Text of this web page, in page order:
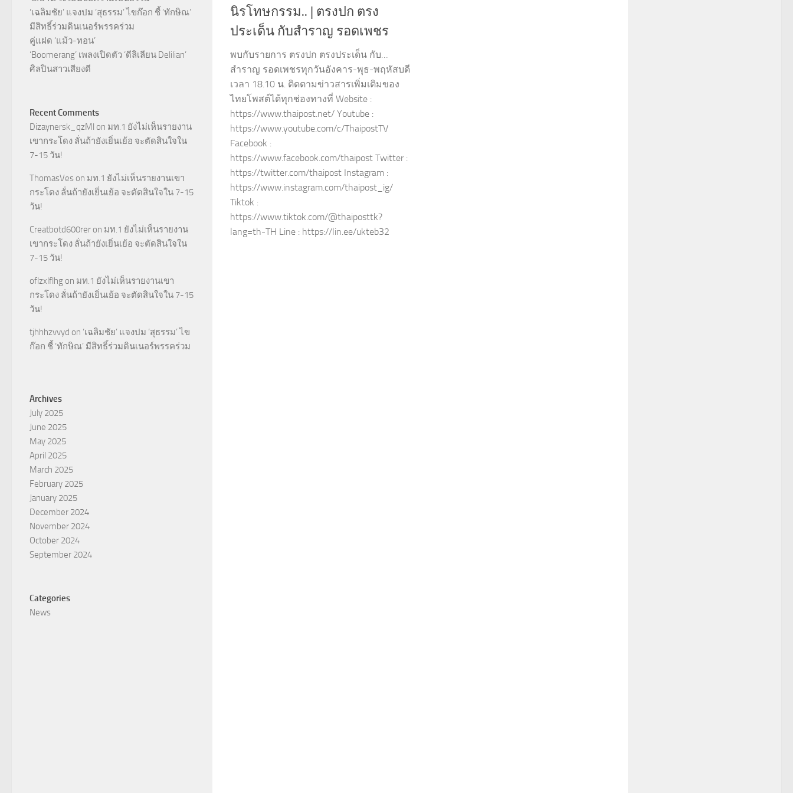
นิรโทษกรรม.. | ตรงปก ตรง
ประเด็น กับสำราญ รอดเพชร
พบกับรายการ ตรงปก ตรงประเด็น กับ…
สำราญ รอดเพชรทุกวันอังคาร-พุธ-พฤหัสบดี
เวลา 18.10 น. ติดตามข่าวสารเพิ่มเติมของ
ไทยโพสต์ได้ทุกช่องทางที่ Website :
https://www.thaipost.net/ Youtube :
https://www.youtube.com/c/ThaipostTV
Facebook :
https://www.facebook.com/thaipost Twitter :
https://twitter.com/thaipost Instagram :
https://www.instagram.com/thaipost_ig/
Tiktok :
https://www.tiktok.com/@thaiposttk?
lang=th-TH Line : https://lin.ee/ukteb32
‘เฉลิมชัย’ แจงปม ‘สุธรรม’ ไขก๊อก ชี้ ‘ทักษิณ’
มีสิทธิ์ร่วมดินเนอร์พรรคร่วม
คู่แฝด ‘แม้ว-ทอน’
‘Boomerang’ เพลงเปิดตัว ‘ดีลิเลียน Delilian’
ศิลปินสาวเสียงดี
Recent Comments
Dizaynersk_qzMl on มท.1 ยังไม่เห็นรายงาน
เขากระโดง ลั่นถ้ายังเยิ่นเย้อ จะตัดสินใจใน
7-15 วัน!
ThomasVes on มท.1 ยังไม่เห็นรายงานเขา
กระโดง ลั่นถ้ายังเยิ่นเย้อ จะตัดสินใจใน 7-15
วัน!
Creatbotd600rer on มท.1 ยังไม่เห็นรายงาน
เขากระโดง ลั่นถ้ายังเยิ่นเย้อ จะตัดสินใจใน
7-15 วัน!
oflzxlflhg on มท.1 ยังไม่เห็นรายงานเขา
กระโดง ลั่นถ้ายังเยิ่นเย้อ จะตัดสินใจใน 7-15
วัน!
tjhhhzvvyd on ‘เฉลิมชัย’ แจงปม ‘สุธรรม’ ไข
ก๊อก ชี้ ‘ทักษิณ’ มีสิทธิ์ร่วมดินเนอร์พรรคร่วม
Archives
July 2025
June 2025
May 2025
April 2025
March 2025
February 2025
January 2025
December 2024
November 2024
October 2024
September 2024
Categories
News